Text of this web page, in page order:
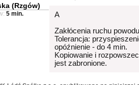
A
Zakłócenia ruchu
Tolerancja:
opóźnienie - do 4 min.
Kopiowanie i
jest zabronione.
(Rzgów)
5 min.